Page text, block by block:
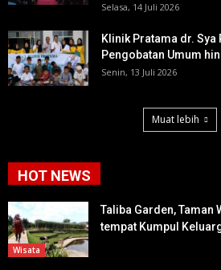
Selasa, 14 Juli 2026
Klinik Pratama dr. Sya
Pengobatan Umum
Senin, 13 Juli 2026
Muat lebih
HOT NEWS
Wisata
Taliba Garden, Taman
tempat Kumpul